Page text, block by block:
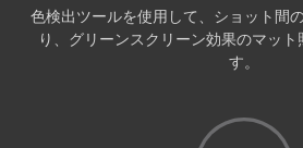
色検出ツールを使用して、ショット間
り、グリーンスクリーン効果のマッ
す。